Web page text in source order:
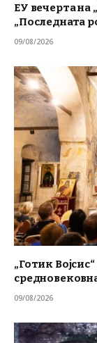
ЕУ вечерта на
„Последната
09/08/2026
„Готик
09/08/2026